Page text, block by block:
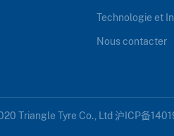
Technologie et
Nous contacter
Triangle Tyre Co., Ltd沪ICP备